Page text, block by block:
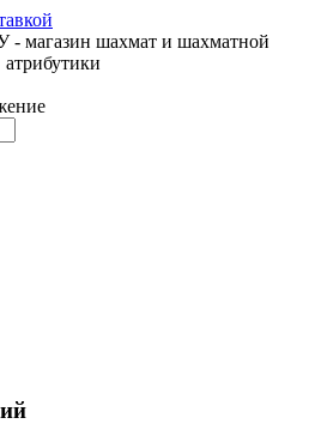
магазин шахмат и шахматной
атрибутики